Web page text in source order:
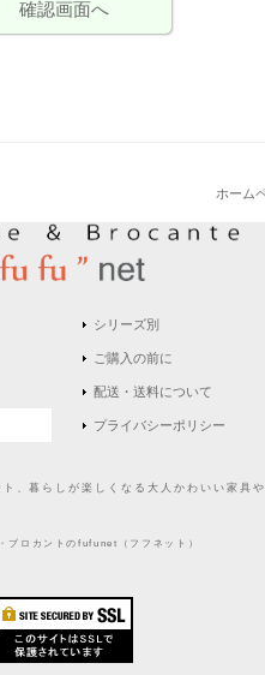
ホーム
シリーズ別
ご購入の前に
配送・送料について
プライバシーポリシー
暮らしが楽しくなる大人かわいい家具
ブロカントのfufunet（フフネット）